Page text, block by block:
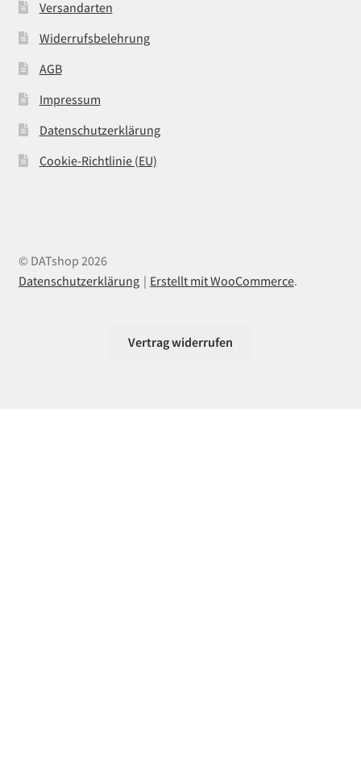
Versandarten
Widerrufsbelehrung
AGB
Impressum
Datenschutzerklärung
Cookie-Richtlinie (EU)
© DATshop 2026
Datenschutzerklärung
Erstellt mit WooCommerce.
Vertrag widerrufen